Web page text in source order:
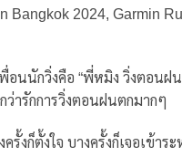
Bangkok 2024, Garmin
อนนักวิ่งคือ “พี่หมิง วิ่งตอนฝ
ารักการวิ่งตอนฝนตกมากๆ
รั้งก็ตั้งใจ บางครั้งก็เจอเข้า